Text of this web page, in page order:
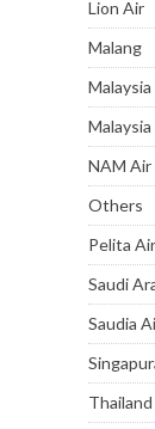
Lion Air
Malang
Malaysia
NAM Air
Others
Pelita Air
Saudi
Saudia
Thailand